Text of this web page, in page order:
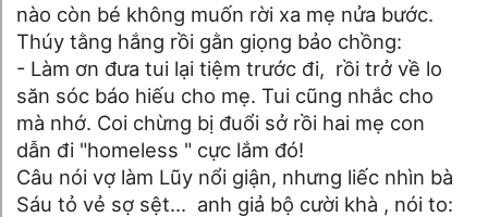
nào còn bé không muốn rời xa mẹ nửa bước.
Thúy tằng hắng rồi gằn giọng bảo chồng:
- Làm ơn đưa tui lại tiệm trước đi, rồi trở về lo
săn sóc báo hiếu cho mẹ. Tui cũng nhắc cho
mà nhớ. Coi chừng bị đuổi sở rồi hai mẹ con
dẫn đi "homeless " cực lắm đó!
Câu nói vợ làm Lũy nổi giận, nhưng liếc nhìn bà
Sáu tỏ vẻ sợ sệt... anh giả bộ cười khà , nói to: